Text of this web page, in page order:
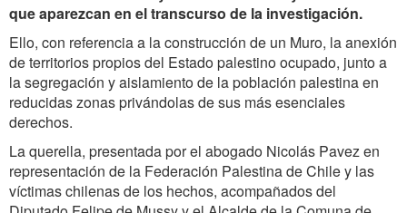
que aparezcan en el transcurso de la investigación.
Ello, con referencia a la construcción de un Muro, la anexión
de territorios propios del Estado palestino ocupado, junto a
la segregación y aislamiento de la población palestina en
reducidas zonas privándolas de sus más esenciales
derechos.
La querella, presentada por el abogado Nicolás Pavez en
representación de la Federación Palestina de Chile y las
víctimas chilenas de los hechos, acompañados del